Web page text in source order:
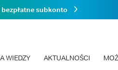
WIEDZY AKTUALNOŚCI
bezpłatne subkonto